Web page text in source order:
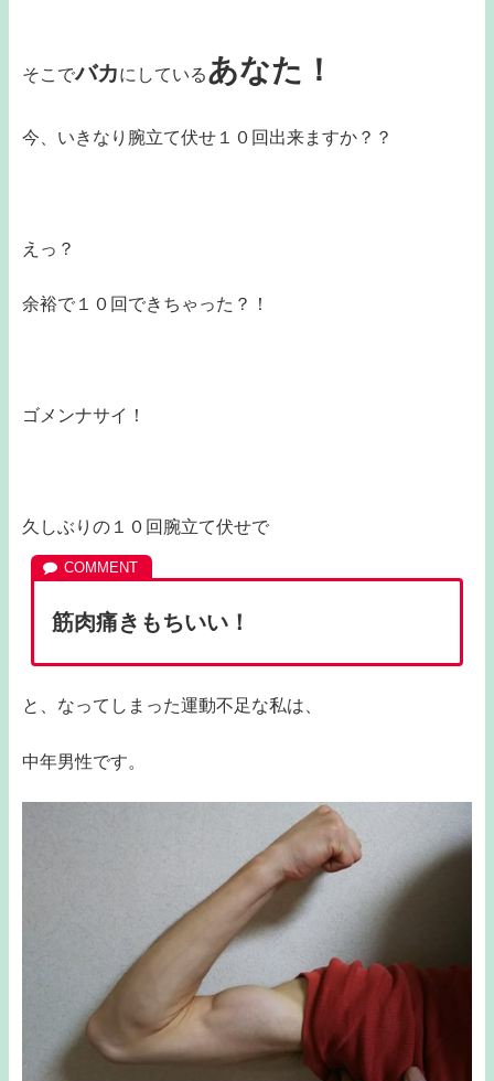
そこでバカにしているあなた！
今、いきなり腕立て伏せ１０回出来ますか？？
えっ？
余裕で１０回できちゃった？！
ゴメンナサイ！
久しぶりの１０回腕立て伏せで
筋肉痛きもちいい！
と、なってしまった運動不足な私は、
中年男性です。